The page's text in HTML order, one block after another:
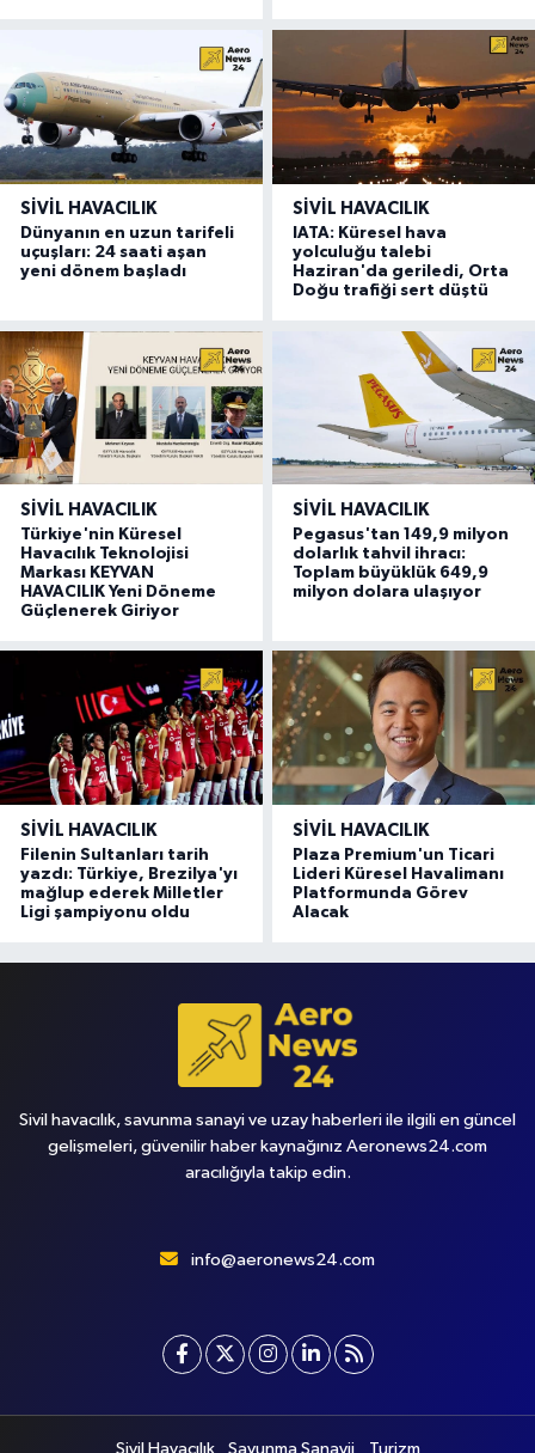
SIVIL HAVACILIK
Dünyanın en uzun tarifeli
uçuşları: 24 saati aşan
yeni dönem başladı
SIVIL HAVACILIK
IATA: Küresel hava
yolculuğu talebi
Haziran'da geriledi, Orta
Doğu trafiği sert düştü
SIVIL HAVACILIK
Türkiye'nin Küresel
Havacılık Teknolojisi
Markası KEYVAN
HAVACILIK Yeni Döneme
Güçlenerek Giriyor
SIVIL HAVACILIK
Pegasus'tan 149,9 milyon
dolarlık tahvil ihracı:
Toplam büyüklük 649,9
milyon dolara ulaşıyor
SIVIL HAVACILIK
Filenin Sultanları tarih
yazdı: Türkiye, Brezilya'yı
mağlup ederek Milletler
Ligi şampiyonu oldu
SIVIL HAVACILIK
Plaza Premium'un Ticari
Lideri Küresel Havalimanı
Platformunda Görev
Alacak
Sivil havacılık, savunma sanayi ve uzay haberleri ile ilgili en güncel
gelişmeleri, güvenilir haber kaynağınız Aeronews24.com
aracılığıyla takip edin.
info@aeronews24.com
Sivil Havacılık Savunma Sanayii Turizm